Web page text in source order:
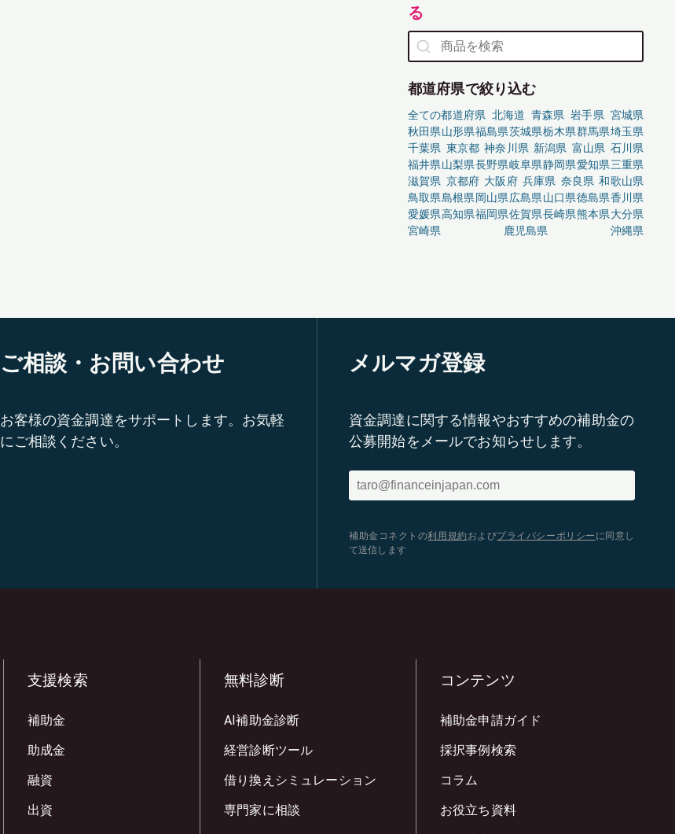
る
都道府県で絞り込む
全ての都道府県 北海道 青森県 岩手県 宮城県
秋田県山形県福島県茨城県栃木県群馬県埼玉県
千葉県 東京都 神奈川県 新潟県 富山県 石川県
福井県山梨県長野県岐阜県静岡県愛知県三重県
滋賀県 京都府 大阪府 兵庫県 奈良県 和歌山県
鳥取県島根県岡山県広島県山口県徳島県香川県
愛媛県高知県福岡県佐賀県長崎県熊本県大分県
宮崎県
鹿児島県 沖縄県
ご相談・お問い合わせ
お客様の資金調達をサポートします。お気軽
にご相談ください。
メルマガ登録
資金調達に関する情報やおすすめの補助金の
公募開始をメールでお知らせします。
補助金コネクトの利用規約 およびプライバシーポリシー に同意し
て送信します
支援検索
補助金
助成金
融資
出資
無料診断
AI補助金診断
経営診断ツール
借り換えシミュレーション
専門家に相談
コンテンツ
補助金申請ガイド
採択事例検索
コラム
お役立ち資料